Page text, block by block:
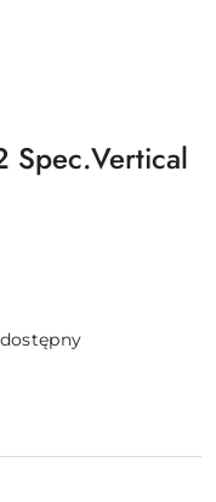
Spec.Vertical